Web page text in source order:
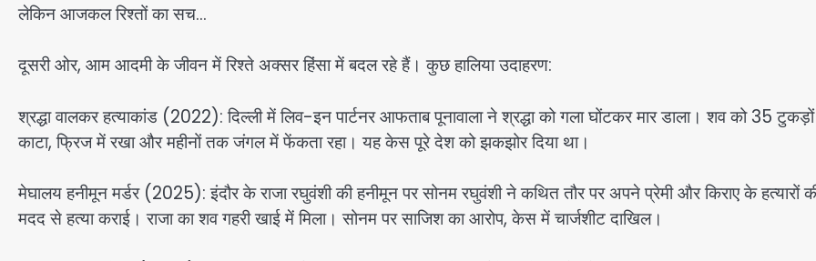
लेकिन आजकल रिश्तों का सच…
दूसरी ओर, आम आदमी के जीवन में रिश्ते अक्सर हिंसा में बदल रहे हैं। कुछ हालिया उदाहरण:
श्रद्धा वालकर हत्याकांड (2022): दिल्ली में लिव-इन पार्टनर आफताब पूनावाला ने श्रद्धा को गला घोंटकर मार डाला। शव को 35
काटा, फ्रिज में रखा और महीनों तक जंगल में फेंकता रहा। यह केस पूरे देश को झकझोर दिया था।
मेघालय हनीमून मर्डर (2025): इंदौर के राजा रघुवंशी की हनीमून पर सोनम रघुवंशी ने कथित तौर पर अपने प्रेमी और किराए के हत्यारों
मदद से हत्या कराई। राजा का शव गहरी खाई में मिला। सोनम पर साजिश का आरोप, केस में चार्जशीट दाखिल।